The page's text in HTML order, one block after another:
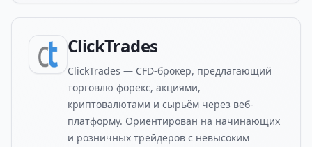
ClickTrades
ClickTrades — CFD-брокер, предлагающий
торговлю форекс, акциями,
криптовалютами и сырьём через веб-
платформу. Ориентирован на начинающих
и розничных трейдеров с невысоким